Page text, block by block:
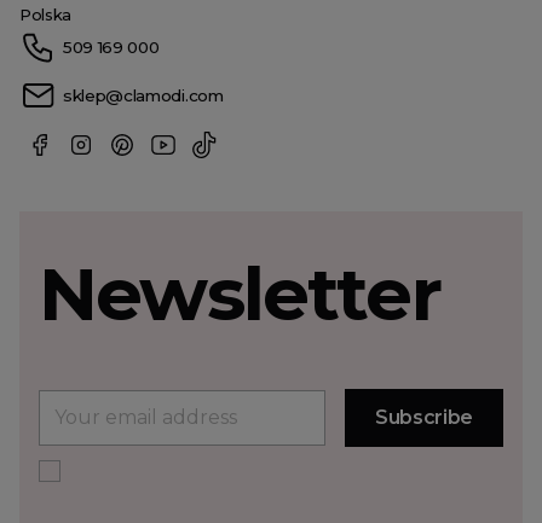
Polska
509 169 000
sklep@clamodi.com
Newsletter